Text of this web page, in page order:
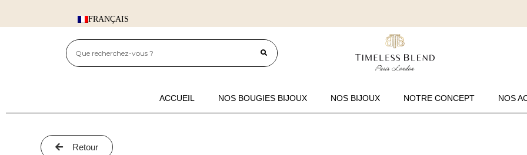
FRANÇAIS
ACCUEIL NOS BOUGIES BIJOUX NOS BIJOUX NOTRE CONCEPT NOS
Retour